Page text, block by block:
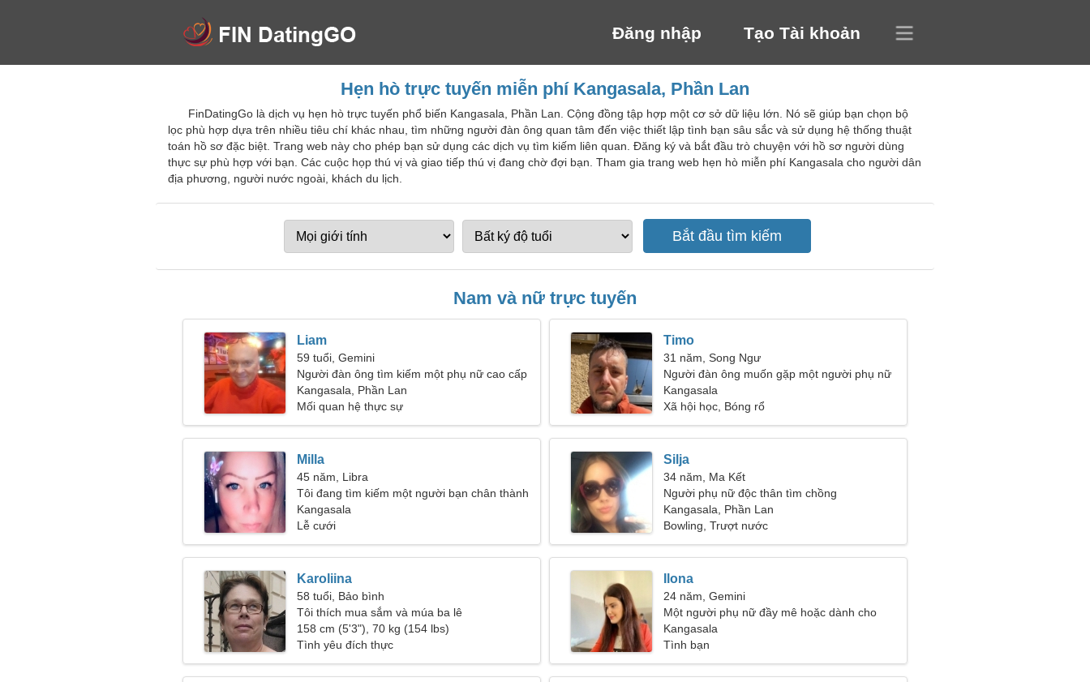
Đăng nhập Tạo Tài khoản
Hẹn hò trực tuyến miễn phí Kangasala, Phần Lan
FinDatingGo là dịch vụ hẹn hò trực tuyến phổ biến Kangasala, Phần Lan. Cộng đồng tập hợp một cơ sở dữ liệu lớn. Nó sẽ giúp bạn chọn bộ
lọc phù hợp dựa trên nhiều tiêu chí khác nhau, tìm những người đàn ông quan tâm đến việc thiết lập tình bạn sâu sắc và sử dụng hệ thống thuật
toán hồ sơ đặc biệt. Trang web này cho phép bạn sử dụng các dịch vụ tìm kiếm liên quan. Đăng ký và bắt đầu trò chuyện với hồ sơ người dùng
thực sự phù hợp với bạn. Các cuộc họp thú vị và giao tiếp thú vị đang chờ đợi bạn. Tham gia trang web hẹn hò miễn phí Kangasala cho người dân
địa phương, người nước ngoài, khách du lịch.
Nam và nữ trực tuyến
Liam
59 tuổi, Gemini
Người đàn ông tìm kiếm một phụ nữ cao cấp
47-54
Kangasala, Phần Lan
Mối quan hệ thực sự
Timo
31 năm, Song Ngư
Người đàn ông muốn gặp một người phụ nữ
Kangasala
Xã hội học, Bóng rổ
Milla
45 năm, Libra
Tôi đang tìm kiếm một người bạn chân thành
cho những buổi hẹn hò
Kangasala
Lễ cưới
Silja
34 năm, Ma Kết
Người phụ nữ độc thân tìm chồng
Kangasala, Phần Lan
Bowling, Trượt nước
Karoliina
58 tuổi, Bảo bình
Tôi thích mua sắm và múa ba lê
158 cm (5'3"), 70 kg (154 lbs)
Tình yêu đích thực
Ilona
24 năm, Gemini
Một người phụ nữ đầy mê hoặc dành cho
bạn
Kangasala
Tình bạn